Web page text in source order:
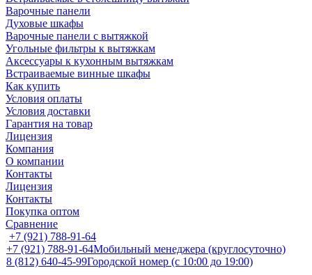
Варочные панели
Духовые шкафы
Варочные панели с вытяжкой
Угольные фильтры к вытяжкам
Аксессуары к кухонным вытяжкам
Встраиваемые винные шкафы
Как купить
Условия оплаты
Условия доставки
Гарантия на товар
Лицензия
Компания
О компании
Контакты
Лицензия
Контакты
Покупка оптом
Сравнение
+7 (921) 788-91-64
+7 (921) 788-91-64Мобильный менеджера (круглосуточно)
8 (812) 640-45-99Городской номер (с 10:00 до 19:00)